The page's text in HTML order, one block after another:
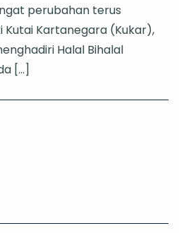
Kukar
Apresiasi
Tujuh
Transformasi
perubahan terus
Kutai Kartanegara (Kukar),
Halal Bihalal
[…]